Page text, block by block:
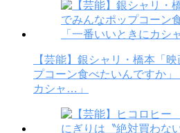
【芸能】銀シャリ・橋本「
プコーン食べたいんですか
カシャ…」